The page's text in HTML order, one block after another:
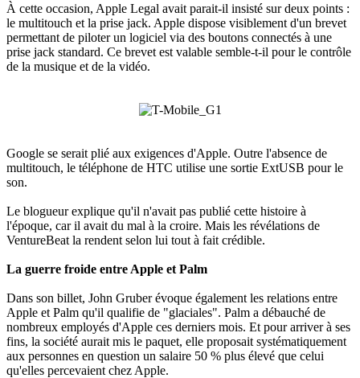
À cette occasion, Apple Legal avait parait-il insisté sur deux points :
le multitouch et la prise jack. Apple dispose visiblement d'un brevet
permettant de piloter un logiciel via des boutons connectés à une
prise jack standard. Ce brevet est valable semble-t-il pour le contrôle
de la musique et de la vidéo.
Google se serait plié aux exigences d'Apple. Outre l'absence de
multitouch, le téléphone de HTC utilise une sortie ExtUSB pour le
son.
Le blogueur explique qu'il n'avait pas publié cette histoire à
l'époque, car il avait du mal à la croire. Mais les révélations de
VentureBeat la rendent selon lui tout à fait crédible.
La guerre froide entre Apple et Palm
Dans son billet, John Gruber évoque également les relations entre
Apple et Palm qu'il qualifie de "glaciales". Palm a débauché de
nombreux employés d'Apple ces derniers mois. Et pour arriver à ses
fins, la société aurait mis le paquet, elle proposait systématiquement
aux personnes en question un salaire 50 % plus élevé que celui
qu'elles percevaient chez Apple.